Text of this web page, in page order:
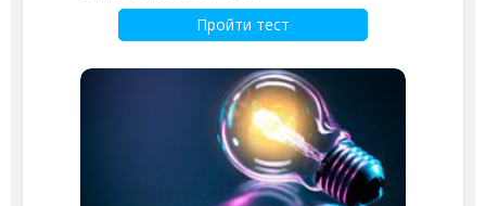
Пройти тест